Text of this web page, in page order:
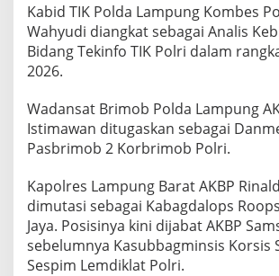
Kabid TIK Polda Lampung Kombes
Wahyudi diangkat sebagai Analis
Bidang Tekinfo TIK Polri dalam
2026.
Wadansat Brimob Polda Lampung
Istimawan ditugaskan sebagai
Pasbrimob 2 Korbrimob Polri.
Kapolres Lampung Barat AKBP
dimutasi sebagai Kabagdalops
Jaya. Posisinya kini dijabat AKBP
sebelumnya Kasubbagminsis Korsis
Sespim Lemdiklat Polri.